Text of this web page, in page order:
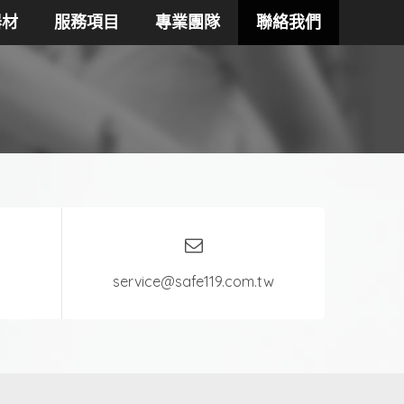
服務項目 專業團隊 聯絡我們
service@safe119.com.tw